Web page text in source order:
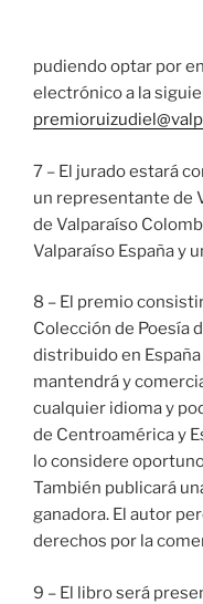
pudiendo optar por
electrónico a la
7 – El jurado estará
un representante de
de Valparaíso
Valparaíso España y
8 – El premio
Colección de Poesía
distribuido en
mantendrá y
cualquier idioma y
de Centroamérica y
lo considere
También publicará
ganadora. El autor
derechos por la
9 – El libro será